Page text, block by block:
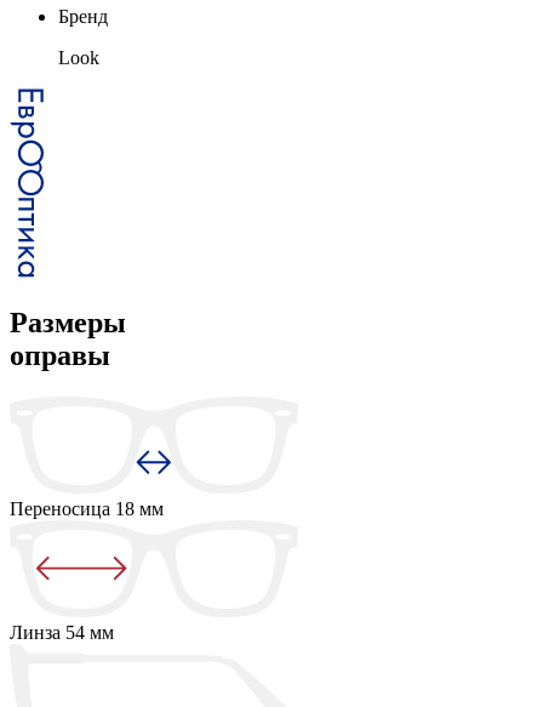
Бренд
Look
Размеры
оправы
Переносица 18 мм
Линза 54 мм